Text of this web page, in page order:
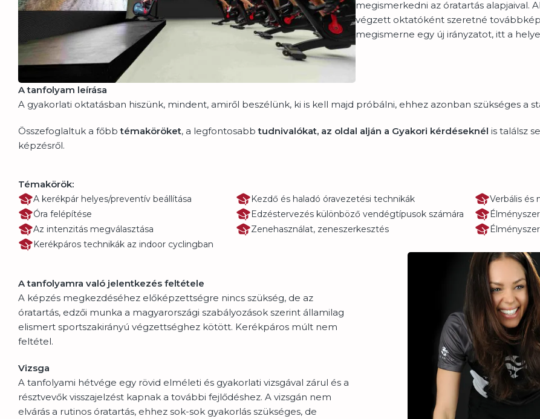
megismerkedni az óratartás alapjaival.
végzett oktatóként szeretné
megismerne egy új irányzatot, itt a
A tanfolyam leírása
A gyakorlati oktatásban hiszünk, mindent, amiről beszélünk, ki is kell majd próbálni, ehhez azonban szükséges a
Összefoglaltuk a főbbtémaköröket, a legfontosabbtudnivalókat, az oldal alján a Gyakori kérdéseknél is találsz
képzésről.
Témakörök:
A kerékpár helyes/preventív beállítása
Óra felépítése
Az intenzitás megválasztása
Kerékpáros technikák az indoor cyclingban
Kezdő és haladó óravezetési technikák
Edzéstervezés különböző vendégtípusok számára
Zenehasználat, zeneszerkesztés
Verbális és
A tanfolyamra való jelentkezés feltétele
A képzés megkezdéséhez előképzettségre nincs szükség, de az
óratartás, edzői munka a magyarországi szabályozások szerint államilag
elismert sportszakirányú végzettséghez kötött. Kerékpáros múlt nem
feltétel.
Vizsga
A tanfolyami hétvége egy rövid elméleti és gyakorlati vizsgával zárul és a
résztvevők visszajelzést kapnak a további fejlődéshez. A vizsgán nem
elvárás a rutinos óratartás, ehhez sok-sok gyakorlás szükséges, de